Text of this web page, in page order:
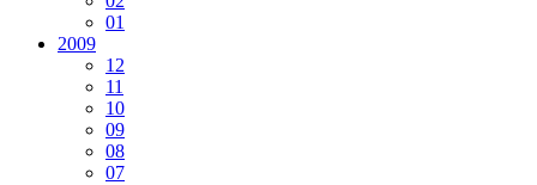
01
2009
12
11
10
09
08
07